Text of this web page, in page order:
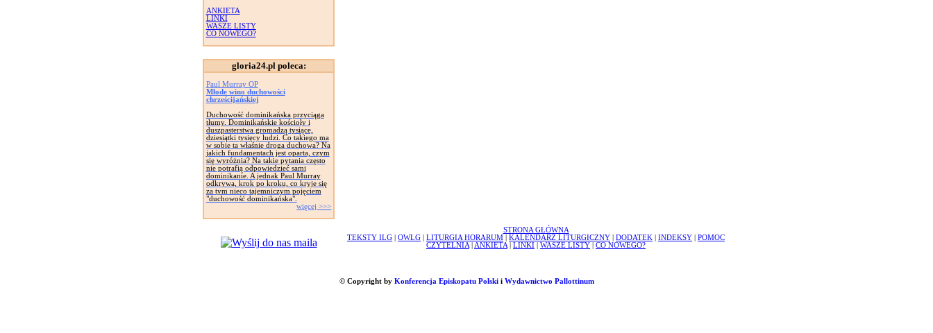
ANKIETA
LINKI
WASZE LISTY
CO NOWEGO?
gloria24.pl poleca:
Paul Murray OP
Młode wino duchowości
chrześcijańskiej
Duchowość dominikańska przyciąga
tłumy. Dominikańskie kościoły i
duszpasterstwa gromadzą tysiące,
dziesiątki tysięcy ludzi. Co takiego ma
w sobie ta właśnie droga duchowa? Na
jakich fundamentach jest oparta, czym
się wyróżnia? Na takie pytania często
nie potrafią odpowiedzieć sami
dominikanie. A jednak Paul Murray
odkrywa, krok po kroku, co kryje się
za tym nieco tajemniczym pojęciem
"duchowość dominikańska".
więcej >>>
STRONA GŁÓWNA
TEKSTY ILG
OWLG LITURGIA HORARUM KALENDARZ LITURGICZNY DODATEK INDEKSY
POMOC
CZYTELNIA
ANKIETA LINKI WASZE LISTY CO NOWEGO?
© Copyright by Konferencja Episkopatu Polskii Wydawnictwo Pallottinum